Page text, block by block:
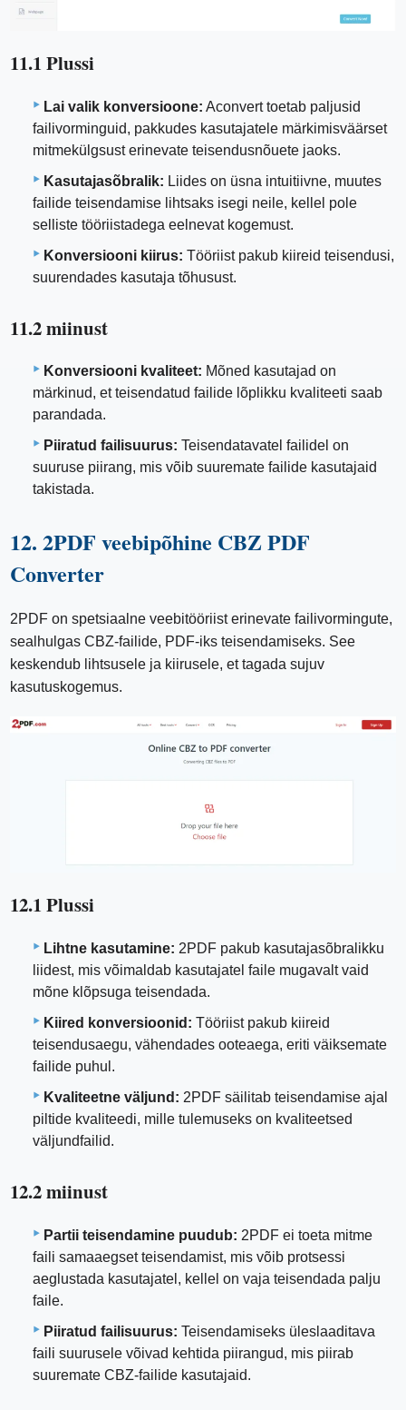
11.1 Plussi
Lai valik konversioone: Aconvert toetab paljusid
failivorminguid, pakkudes kasutajatele märkimisväärset
mitmekülgsust erinevate teisendusnõuete jaoks.
Kasutajasõbralik: Liides on üsna intuitiivne, muutes
failide teisendamise lihtsaks isegi neile, kellel pole
selliste tööriistadega eelnevat kogemust.
Konversiooni kiirus: Tööriist pakub kiireid teisendusi,
suurendades kasutaja tõhusust.
11.2 miinust
Konversiooni kvaliteet: Mõned kasutajad on
märkinud, et teisendatud failide lõplikku kvaliteeti saab
parandada.
Piiratud failisuurus: Teisendatavatel failidel on
suuruse piirang, mis võib suuremate failide kasutajaid
takistada.
12. 2PDF veebipõhine CBZ PDF
Converter
2PDF on spetsiaalne veebitööriist erinevate failivormingute,
sealhulgas CBZ-failide, PDF-iks teisendamiseks. See
keskendub lihtsusele ja kiirusele, et tagada sujuv
kasutuskogemus.
12.1 Plussi
Lihtne kasutamine: 2PDF pakub kasutajasõbralikku
liidest, mis võimaldab kasutajatel faile mugavalt vaid
mõne klõpsuga teisendada.
Kiired konversioonid: Tööriist pakub kiireid
teisendusaegu, vähendades ooteaega, eriti väiksemate
failide puhul.
Kvaliteetne väljund: 2PDF säilitab teisendamise ajal
piltide kvaliteedi, mille tulemuseks on kvaliteetsed
väljundfailid.
12.2 miinust
Partii teisendamine puudub: 2PDF ei toeta mitme
faili samaaegset teisendamist, mis võib protsessi
aeglustada kasutajatel, kellel on vaja teisendada palju
faile.
Piiratud failisuurus: Teisendamiseks üleslaaditava
faili suurusele võivad kehtida piirangud, mis piirab
suuremate CBZ-failide kasutajaid.